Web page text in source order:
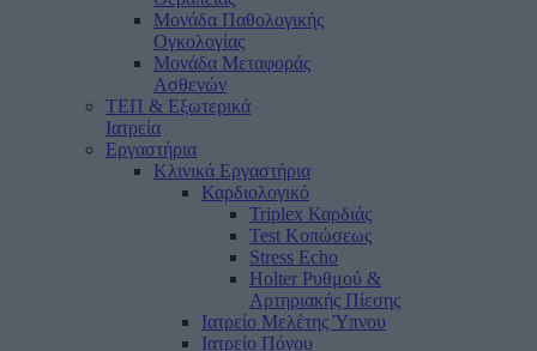
Μονάδα Παθολογικής
Ογκολογίας
Μονάδα Μεταφοράς
Ασθενών
ΤΕΠ & Εξωτερικά
Ιατρεία
Εργαστήρια
Κλινικά Εργαστήρια
Καρδιολογικό
Triplex Καρδιάς
Test Κοπώσεως
Stress Echo
Holter Ρυθμού &
Αρτηριακής Πίεσης
Ιατρείο Μελέτης Ύπνου
Ιατρείο Πόνου